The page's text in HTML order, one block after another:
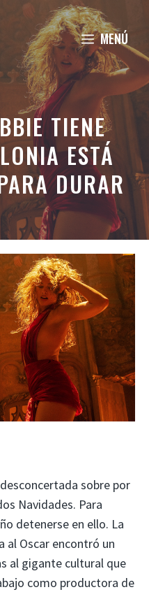
MENÚ
TIENE
ESTÁ
DURAR
sobre por
Navidades. Para
detenerse en ello. La
al Oscar encontró un
al gigante cultural que
como productora de